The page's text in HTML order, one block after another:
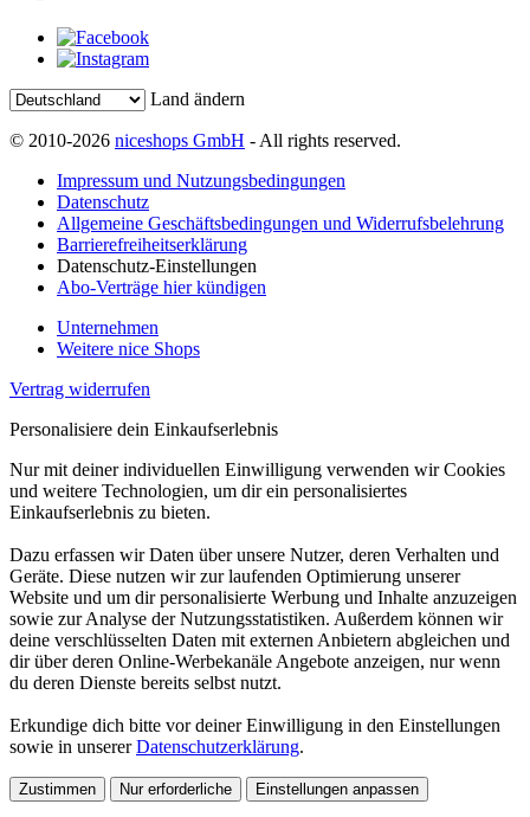
Land ändern
© 2010-2026 niceshops GmbH - All rights reserved.
Impressum und Nutzungsbedingungen
Datenschutz
Allgemeine Geschäftsbedingungen und Widerrufsbelehrung
Barrierefreiheitserklärung
Datenschutz-Einstellungen
Abo-Verträge hier kündigen
Unternehmen
Weitere nice Shops
Vertrag widerrufen
Personalisiere dein Einkaufserlebnis
Nur mit deiner individuellen Einwilligung verwenden wir Cookies
und weitere Technologien, um dir ein personalisiertes
Einkaufserlebnis zu bieten.
Dazu erfassen wir Daten über unsere Nutzer, deren Verhalten und
Geräte. Diese nutzen wir zur laufenden Optimierung unserer
Website und um dir personalisierte Werbung und Inhalte anzuzeigen
sowie zur Analyse der Nutzungsstatistiken. Außerdem können wir
deine verschlüsselten Daten mit externen Anbietern abgleichen und
dir über deren Online-Werbekanäle Angebote anzeigen, nur wenn
du deren Dienste bereits selbst nutzt.
Erkundige dich bitte vor deiner Einwilligung in den Einstellungen
sowie in unsererDatenschutzerklärung.
Zustimmen Nur erforderliche Einstellungen anpassen